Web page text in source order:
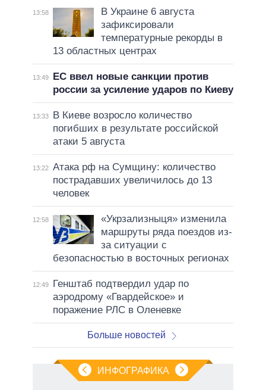
13:58
В Украине 6 августа
зафиксировали
температурные рекорды в
13 областных центрах
13:49
ЕС ввел новые санкции против
россии за усиление ударов по Киеву
13:33
В Киеве возросло количество
погибших в результате российской
атаки 5 августа
13:22 Атака рф на Сумщину: количество
пострадавших увеличилось до 13
человек
12:58
«Укрзализныця» изменила
маршруты ряда поездов из-
за ситуации с
безопасностью в восточных регионах
12:49
Генштаб подтвердил удар по
аэродрому «Гвардейское» и
поражение РЛС в Оленевке
Больше новостей
ИНФОГРАФИКА